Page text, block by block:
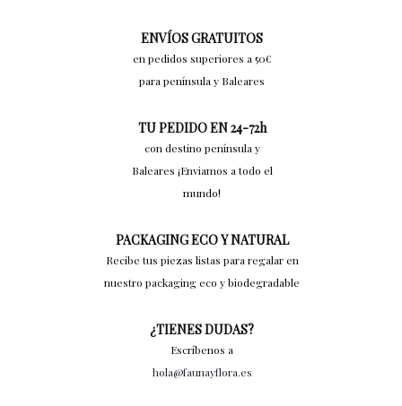
ENVÍOS GRATUITOS
en pedidos superiores a 50€
para península y Baleares
TU PEDIDO EN 24-72h
con destino península y
Baleares ¡Enviamos a todo el
mundo!
PACKAGING ECO Y NATURAL
Recibe tus piezas listas para regalar en
nuestro packaging eco y biodegradable
¿TIENES DUDAS?
Escríbenos a
hola@faunayflora.es